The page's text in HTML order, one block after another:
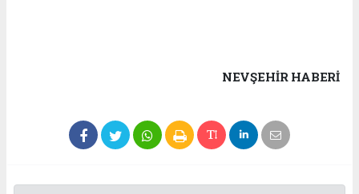
NEVŞEHIR HABERİ